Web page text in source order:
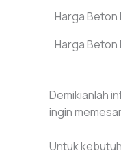
Harga Beton
Harga Beton
Demikianlah
ingin
Untuk